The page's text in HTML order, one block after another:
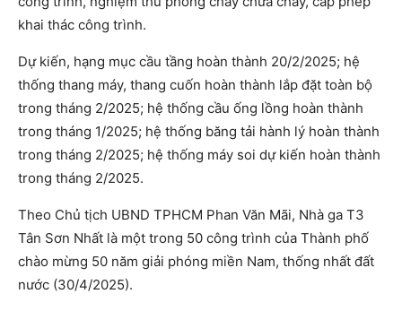
khai thác công trình.
Dự kiến, hạng mục cầu tầng hoàn thành 20/2/2025; hệ
thống thang máy, thang cuốn hoàn thành lắp đặt toàn bộ
trong tháng 2/2025; hệ thống cầu ống lồng hoàn thành
trong tháng 1/2025; hệ thống băng tải hành lý hoàn thành
trong tháng 2/2025; hệ thống máy soi dự kiến hoàn thành
trong tháng 2/2025.
Theo Chủ tịch UBND TPHCM Phan Văn Mãi, Nhà ga T3
Tân Sơn Nhất là một trong 50 công trình của Thành phố
chào mừng 50 năm giải phóng miền Nam, thống nhất đất
nước (30/4/2025).